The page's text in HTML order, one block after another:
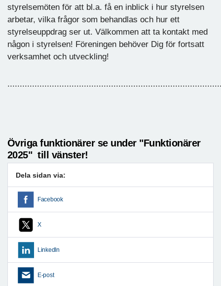
styrelsemöten för att bl.a. få en inblick i hur styrelsen
arbetar, vilka frågor som behandlas och hur ett
styrelseuppdrag ser ut. Välkommen att ta kontakt med
någon i styrelsen! Föreningen behöver Dig för fortsatt
verksamhet och utveckling!
Övriga funktionärer se under "Funktionärer
2025" till vänster!
Dela sidan via:
Facebook
X
LinkedIn
E-post